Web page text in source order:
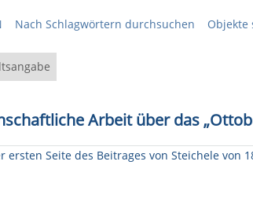
Nach Schlagwörtern durchsuchen Objekte
Arbeit über das